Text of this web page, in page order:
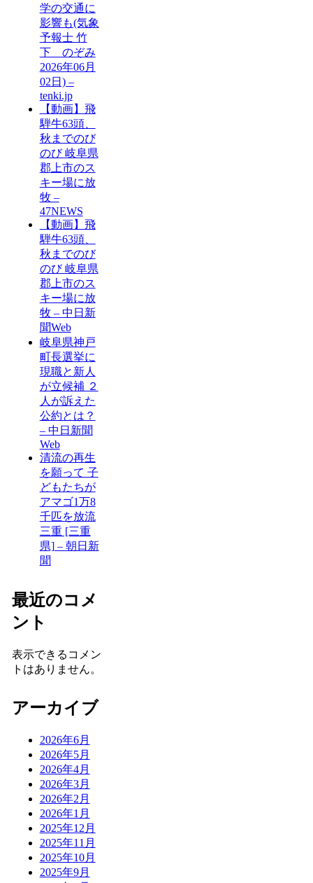
学の交通に
影響も(気象
予報士 竹
下 のぞみ
2026年06月
02日) –
tenki.jp
【動画】飛
騨牛63頭、
秋までのび
のび 岐阜県
郡上市のス
キー場に放
牧 –
47NEWS
【動画】飛
騨牛63頭、
秋までのび
のび 岐阜県
郡上市のス
キー場に放
牧 – 中日新
聞Web
岐阜県神戸
町長選挙に
現職と新人
が立候補 ２
人が訴えた
公約とは？
– 中日新聞
Web
清流の再生
を願って 子
どもたちが
アマゴ1万8
千匹を放流
三重 [三重
県] – 朝日新
聞
最近のコメ
ント
表示できるコメン
トはありません。
アーカイブ
2026年6月
2026年5月
2026年4月
2026年3月
2026年2月
2026年1月
2025年12月
2025年11月
2025年10月
2025年9月